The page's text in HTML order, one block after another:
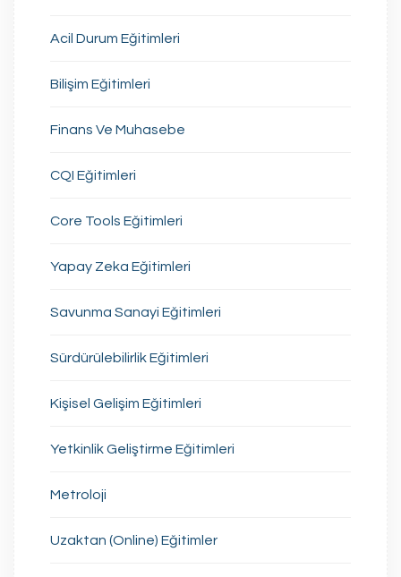
Acil Durum Eğitimleri
Bilişim Eğitimleri
Finans Ve Muhasebe
CQI Eğitimleri
Core Tools Eğitimleri
Yapay Zeka Eğitimleri
Savunma Sanayi Eğitimleri
Sürdürülebilirlik Eğitimleri
Kişisel Gelişim Eğitimleri
Yetkinlik Geliştirme Eğitimleri
Metroloji
Uzaktan (Online) Eğitimler